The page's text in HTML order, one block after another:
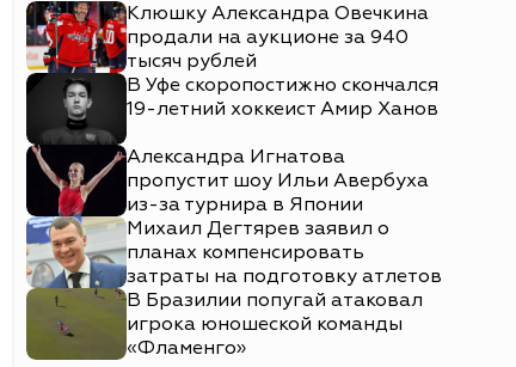
Клюшку Александра Овечкина
продали на аукционе за 940
тысяч рублей
В Уфе скоропостижно скончался
19-летний хоккеист Амир Ханов
Александра Игнатова
пропустит шоу Ильи Авербуха
из-за турнира в Японии
Михаил Дегтярев заявил о
планах компенсировать
затраты на подготовку атлетов
В Бразилии попугай атаковал
игрока юношеской команды
«Фламенго»